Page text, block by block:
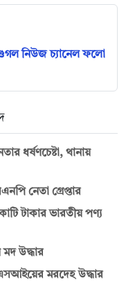
নিউজ চ্যানেল ফলো
ধর্ষণচেষ্টা, থানায়
নেতা গ্রেপ্তার
টাকার ভারতীয় পণ্য
উদ্ধার
মরদেহ উদ্ধার